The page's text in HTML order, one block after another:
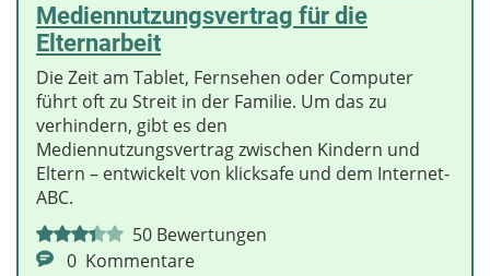
Mediennutzungsvertrag für die
Elternarbeit
Die Zeit am Tablet, Fernsehen oder Computer
führt oft zu Streit in der Familie. Um das zu
verhindern, gibt es den
Mediennutzungsvertrag zwischen Kindern und
Eltern – entwickelt von klicksafe und dem Internet-
ABC.
50 Bewertungen
0 Kommentare